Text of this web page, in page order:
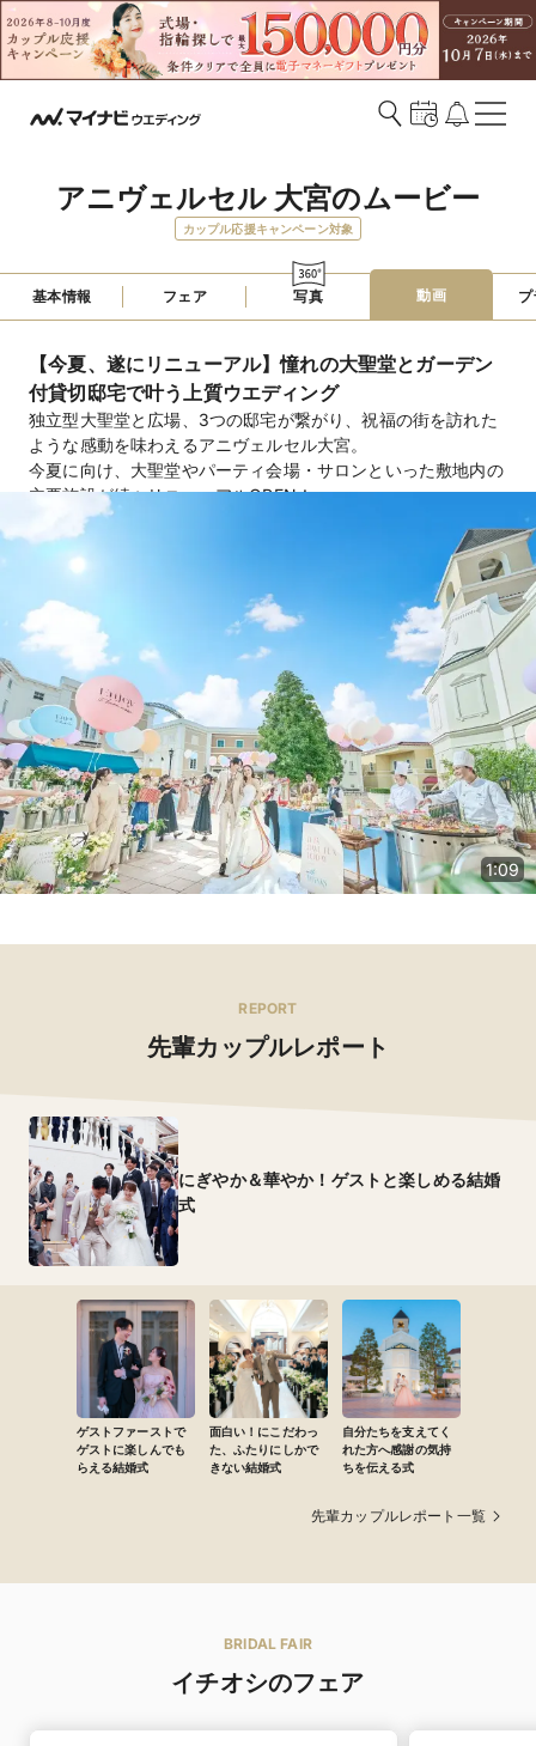
アニヴェルセル 大宮のムービー
カップル応援キャンペーン対象
基本情報 フェア 写真 動画
【今夏、遂にリニューアル】憧れの大聖堂とガーデン
付貸切邸宅で叶う上質ウエディング
独立型大聖堂と広場、3つの邸宅が繋がり、祝福の街を訪れた
ような感動を味わえるアニヴェルセル大宮。
今夏に向け、大聖堂やパーティ会場・サロンといった敷地内の
主要施設が続々リニューアルOPEN！
1:09
REPORT
先輩カップルレポート
にぎやか＆華やか！ゲストと楽しめる結婚
式
ゲストファーストで
ゲストに楽しんでも
らえる結婚式
面白い！にこだわっ
た、ふたりにしかで
きない結婚式
自分たちを支えてく
れた方へ感謝の気持
ちを伝える式
先輩カップルレポート一覧
BRIDAL FAIR
イチオシのフェア